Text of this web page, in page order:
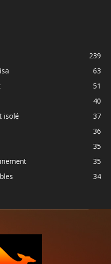
239
63
51
40
isolé
37
36
35
35
34